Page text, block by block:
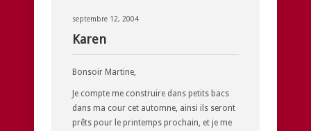
septembre 12, 2004
Karen
Bonsoir Martine,
Je compte me construire dans petits bacs
dans ma cour cet automne, ainsi ils seront
prêts pour le printemps prochain, et je me